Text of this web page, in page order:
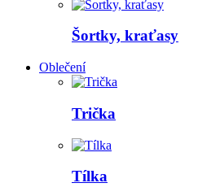
Šortky, kraťasy
Oblečení
Trička
Tílka